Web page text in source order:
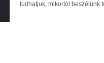
tudhatjuk, mikortól beszélünk